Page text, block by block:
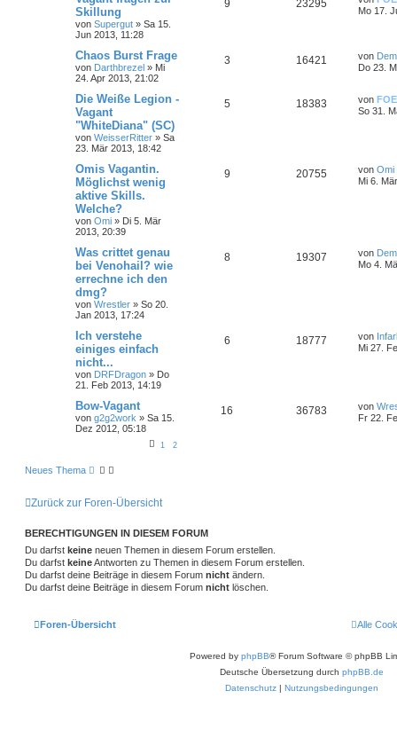
Skillung
von Supergut » Sa 15.
Jun 2013, 11:28
9 23295
Mo 17.
Chaos Burst Frage
von Darthbrezel » Mi
24. Apr 2013, 21:02
3 16421 von
Do 23.
Die Weiße Legion -
Vagant
"WhiteDiana" (SC)
von WeisserRitter » Sa
23. Mär 2013, 18:42
5 18383 von FOE
So 31.
Omis Vagantin.
Möglichst wenig
aktive Skills.
Welche?
von Omi » Di 5. Mär
2013, 20:39
9 20755 von Omi
Mi 6.
Was crittet genau
bei Venohail? wie
errechne ich den
dmg?
von Wrestler » So 20.
Jan 2013, 17:24
8 19307 von
Mo 4.
Ich verstehe
einiges einfach
nicht...
von DRFDragon » Do
21. Feb 2013, 14:19
6 18777 von
Mi 27.
Bow-Vagant
von g2g2work » Sa 15.
Dez 2012, 05:18
1 2
16 36783 von
Fr 22.
Neues Thema
Zurück zur Foren-Übersicht
BERECHTIGUNGEN IN DIESEM FORUM
Du darfst keine neuen Themen in diesem Forum erstellen.
Du darfst keineAntworten zu Themen in diesem Forum erstellen.
Du darfst deine Beiträge in diesem Forum nicht ändern.
Du darfst deine Beiträge in diesem Forum nicht löschen.
Foren-Übersicht Alle
Powered by phpBB® Forum Software © phpBB
Deutsche Übersetzung durch phpBB.de
Datenschutz | Nutzungsbedingungen